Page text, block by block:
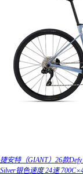
捷安特（GIANT）26款
Silver银色速度 24速